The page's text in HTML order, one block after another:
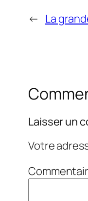
← La
Laisser un
Votre